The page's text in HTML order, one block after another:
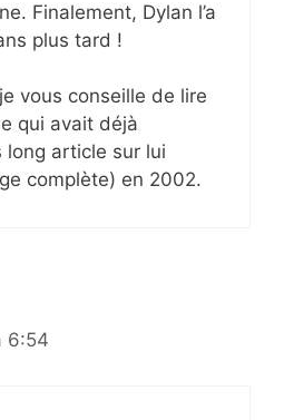
Finalement, Dylan l’a
plus tard !
vous conseille de lire
qui avait déjà
long article sur lui
complète) en 2002.
6:54